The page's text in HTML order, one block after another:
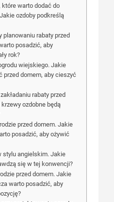
które warto dodać do
ozdoby podkreślą
planowaniu rabaty przed
posadzić, aby
rok?
wiejskiego. Jakie
przed domem, aby cieszyć
rabaty przed
ozdobne będą
przed domem. Jakie
posadzić, aby ożywić
stylu angielskim. Jakie
się w tej konwencji?
przed domem. Jakie
warto posadzić, aby